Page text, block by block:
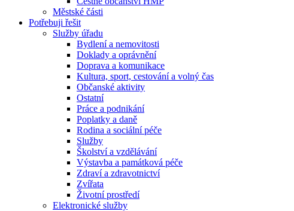
Městské části
Potřebuji řešit
Služby úřadu
Bydlení a nemovitosti
Doklady a oprávnění
Doprava a komunikace
Kultura, sport, cestování a volný čas
Občanské aktivity
Ostatní
Práce a podnikání
Poplatky a daně
Rodina a sociální péče
Služby
Školství a vzdělávání
Výstavba a památková péče
Zdraví a zdravotnictví
Zvířata
Životní prostředí
Elektronické služby